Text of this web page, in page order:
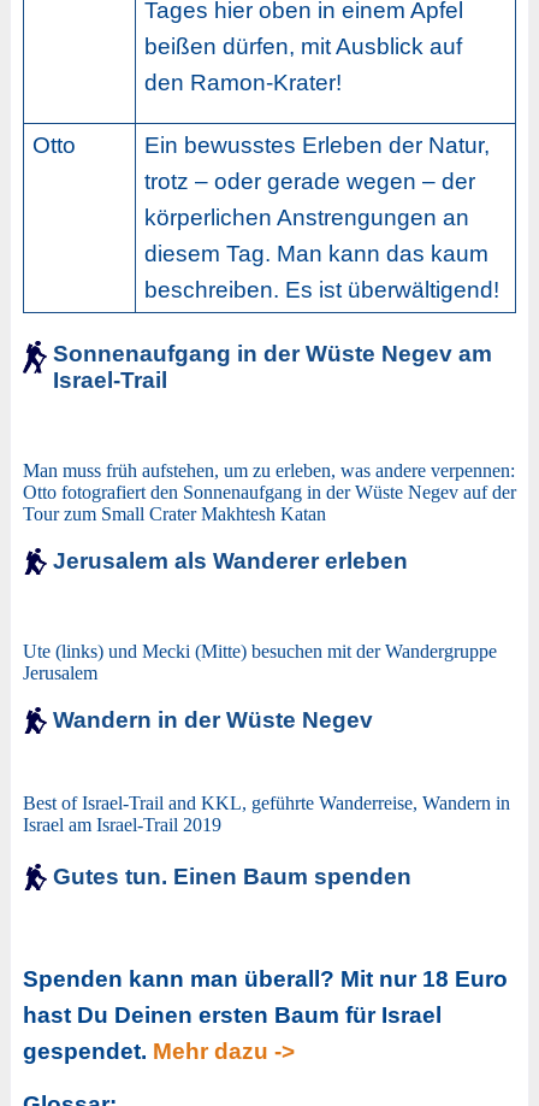
Tages hier oben in einem Apfel
beißen dürfen, mit Ausblick auf
den Ramon-Krater!
Otto
Ein bewusstes Erleben der Natur,
trotz – oder gerade wegen – der
körperlichen Anstrengungen an
diesem Tag. Man kann das kaum
beschreiben. Es ist überwältigend!
Sonnenaufgang in der Wüste Negev am
Israel-Trail
Man muss früh aufstehen, um zu erleben, was andere verpennen:
Otto fotografiert den Sonnenaufgang in der Wüste Negev auf der
Tour zum Small Crater Makhtesh Katan
Jerusalem als Wanderer erleben
Ute (links) und Mecki (Mitte) besuchen mit der Wandergruppe
Jerusalem
Wandern in der Wüste Negev
Best of Israel-Trail and KKL, geführte Wanderreise, Wandern in
Israel am Israel-Trail 2019
Gutes tun. Einen Baum spenden
Spenden kann man überall? Mit nur 18 Euro
hast Du Deinen ersten Baum für Israel
gespendet. Mehr dazu ->